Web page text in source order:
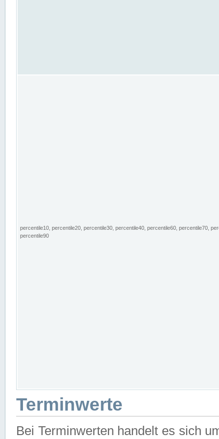
percentile10, percentile20, percentile30, percentile40, percentile60, percentile70,
percentile90
Terminwerte
Bei Terminwerten handelt es sich